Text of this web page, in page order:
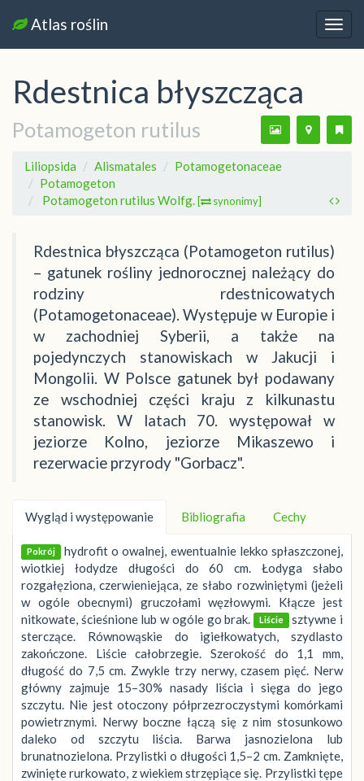
Atlas roślin
Rdestnica błyszcząca
Potamogeton rutilus
Liliopsida Alismatales
Potamogetonaceae
Potamogeton
Potamogeton rutilus Wolfg. [ synonimy]
Rdestnica błyszcząca (Potamogeton rutilus)
– gatunek rośliny jednorocznej należący do
rodziny rdestnicowatych
(Potamogetonaceae). Występuje w Europie i
w zachodniej Syberii, a także na
pojedynczych stanowiskach w Jakucji i
Mongolii. W Polsce gatunek był podawany
ze wschodniej części kraju z kilkunastu
stanowisk. W latach 70. występował w
jeziorze Kolno, jeziorze Mikaszewo i
rezerwacie przyrody "Gorbacz".
Wygląd i występowanie Bibliografia Cechy
Pokrój hydrofit o owalnej, ewentualnie lekko spłaszczonej,
wiotkiej łodydze długości do 60 cm. Łodyga słabo
rozgałęziona, czerwieniejąca, ze słabo rozwiniętymi (jeżeli
w ogóle obecnymi) gruczołami węzłowymi. Kłącze jest
nitkowate, ścieśnione lub w ogóle go brak.
Liście sztywne i
sterczące. Równowąskie do igiełkowatych, szydlasto
zakończone. Liście całobrzegie. Szerokość do 1,1 mm,
długość do 7,5 cm. Zwykle trzy nerwy, czasem pięć. Nerw
główny zajmuje 15–30% nasady liścia i sięga do jego
szczytu. Nie jest otoczony półprzezroczystymi komórkami
powietrznymi. Nerwy boczne łączą się z nim stosunkowo
daleko od szczytu liścia. Barwa jasnozielona lub
brunatnozielona. Przylistki o długości 1,5–2 cm. Zamknięte,
zwinięte rurkowato, z wiekiem strzępiące się. Przylistki tępe